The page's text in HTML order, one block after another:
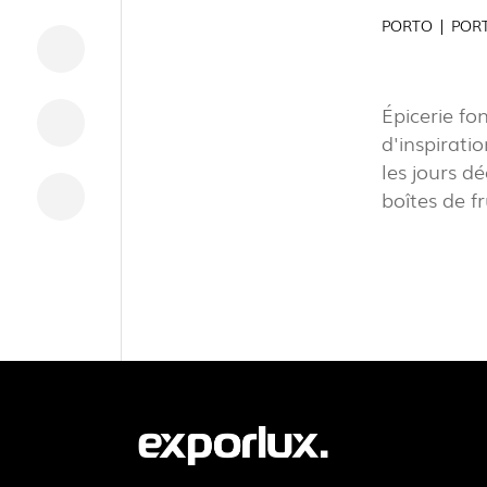
PORTO |
Épicerie
les jours
boîtes de